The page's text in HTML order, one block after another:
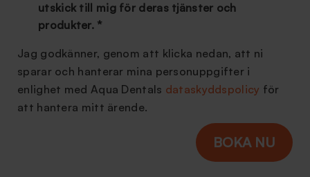
utskick till mig för deras tjänster och
produkter. *
Jag godkänner, genom att klicka nedan, att ni
sparar och hanterar mina personuppgifter i
enlighet med Aqua Dentals dataskyddspolicy för
att hantera mitt ärende.